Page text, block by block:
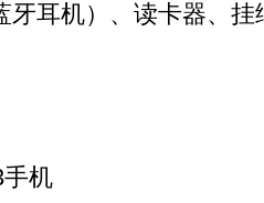
牙耳机）、读卡器、
机